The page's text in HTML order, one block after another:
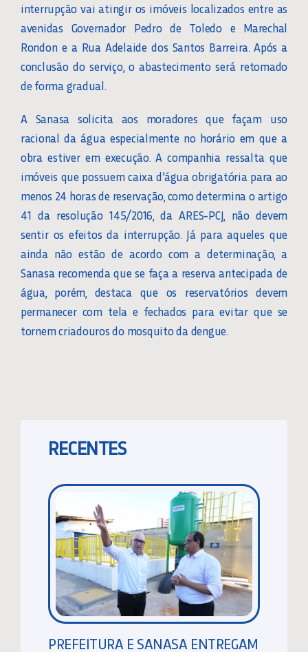
interrupção vai atingir os imóveis localizados entre as
avenidas Governador Pedro de Toledo e Marechal
Rondon e a Rua Adelaide dos Santos Barreira. Após a
conclusão do serviço, o abastecimento será retomado
de forma gradual.
A Sanasa solicita aos moradores que façam uso
racional da água especialmente no horário em que a
obra estiver em execução. A companhia ressalta que
imóveis que possuem caixa d’água obrigatória para ao
menos 24 horas de reservação, como determina o artigo
41 da resolução 145/2016, da ARES-PCJ, não devem
sentir os efeitos da interrupção. Já para aqueles que
ainda não estão de acordo com a determinação, a
Sanasa recomenda que se faça a reserva antecipada de
água, porém, destaca que os reservatórios devem
permanecer com tela e fechados para evitar que se
tornem criadouros do mosquito da dengue.
RECENTES
PREFEITURA E SANASA ENTREGAM